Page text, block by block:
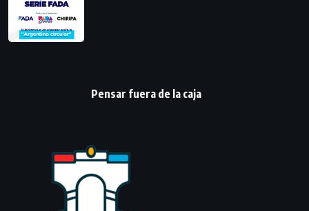
Pensar fuera de la caja